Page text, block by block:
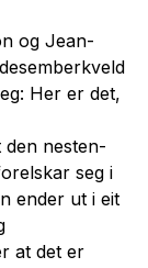
og Jean-
Her er det,
den nesten-
seg i
ender ut i eit
at det er